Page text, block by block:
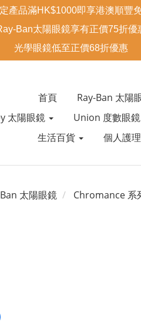
首頁 Ray-Ban 太陽
太陽眼鏡
Union 度數眼鏡
生活百貨
個人護
太陽眼鏡 Chromance 系
產品滿HK$1000即享港澳順豐
Ban太陽眼鏡享有正價75折優
光學眼鏡低至正價68折優惠